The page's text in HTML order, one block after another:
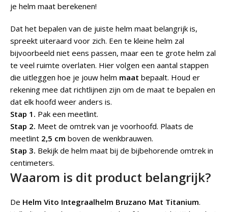
je helm maat berekenen!
Dat het bepalen van de juiste helm maat belangrijk is,
spreekt uiteraard voor zich. Een te kleine helm zal
bijvoorbeeld niet eens passen, maar een te grote helm zal
te veel ruimte overlaten. Hier volgen een aantal stappen
die uitleggen hoe je jouw helm maat bepaalt. Houd er
rekening mee dat richtlijnen zijn om de maat te bepalen en
dat elk hoofd weer anders is.
Stap 1. Pak een meetlint.
Stap 2. Meet de omtrek van je voorhoofd. Plaats de
meetlint 2,5 cm boven de wenkbrauwen.
Stap 3. Bekijk de helm maat bij de bijbehorende omtrek in
centimeters.
Waarom is dit product belangrijk?
De Helm Vito Integraalhelm Bruzano Mat Titanium.